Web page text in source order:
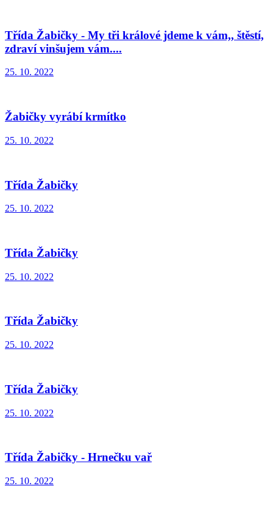
Třída Žabičky - My tři králové jdeme k vám,, štěstí,
zdraví vinšujem vám....
25. 10. 2022
Žabičky vyrábí krmítko
25. 10. 2022
Třída Žabičky
25. 10. 2022
Třída Žabičky
25. 10. 2022
Třída Žabičky
25. 10. 2022
Třída Žabičky
25. 10. 2022
Třída Žabičky - Hrnečku vař
25. 10. 2022